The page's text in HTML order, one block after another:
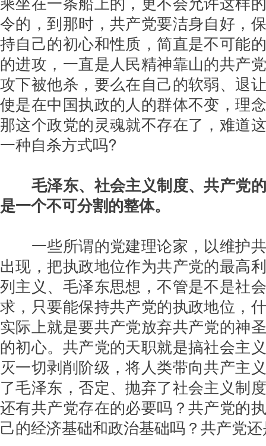
令的，到那时，共产党要洁身自好，
持自己的初心和性质，简直是不可能
的进攻，一直是人民精神靠山的共产
攻下被他杀，要么在自己的软弱、退
使是在中国执政的人的群体不变，理
那这个政党的灵魂就不存在了，难道
一种自杀方式吗?
毛泽东、社会主义制度、共产党
是一个不可分割的整体。
一些所谓的党建理论家，以维护
出现，把执政地位作为共产党的最高
列主义、毛泽东思想，不管是不是社
求，只要能保持共产党的执政地位，
实际上就是要共产党放弃共产党的神
的初心。共产党的天职就是搞社会主
灭一切剥削阶级，将人类带向共产主
了毛泽东，否定、抛弃了社会主义制
还有共产党存在的必要吗？共产党的
己的经济基础和政治基础吗？共产党